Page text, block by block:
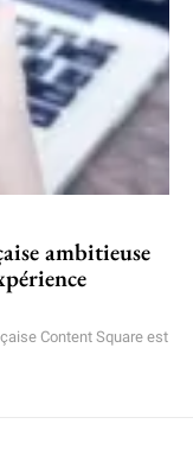
ambitieuse
Content Square est